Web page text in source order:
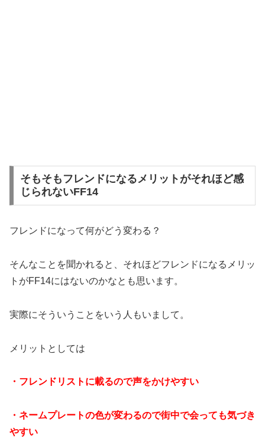
そもそもフレンドになるメリットがそれほど感
じられないFF14
フレンドになって何がどう変わる？
そんなことを聞かれると、それほどフレンドになるメリッ
トがFF14にはないのかなとも思います。
実際にそういうことをいう人もいまして。
メリットとしては
・フレンドリストに載るので声をかけやすい
・ネームプレートの色が変わるので街中で会っても気づき
やすい